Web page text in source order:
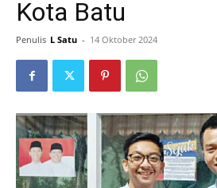
Kota Batu
Penulis L Satu - 14 Oktober 2024